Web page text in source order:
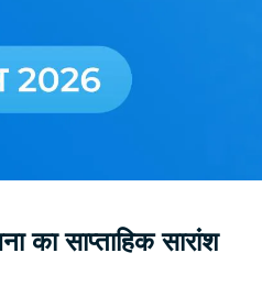
का साप्ताहिक सारांश